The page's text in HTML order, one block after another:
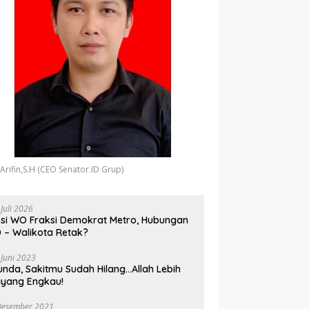
(CEO Senator.ID Grup)
2026
WO Fraksi Demokrat Metro, Hubungan
– Walikota Retak?
2023
Sakitmu Sudah Hilang…Allah Lebih
Engkau!
2021